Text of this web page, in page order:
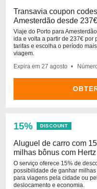
Transavia coupon
Amesterdão desde 237€
Viaje do Porto para
ida e volta a partir de 237€ por
tarifas e escolha o período
viagem.
Expira em 27 agosto
15% DISCOUNT
Aluguel de carro com
milhas bônus com Hertz
O serviço oferece 15% de
possibilidade de ganhar
para viagens pela cidade ou
deslocamento e economia.